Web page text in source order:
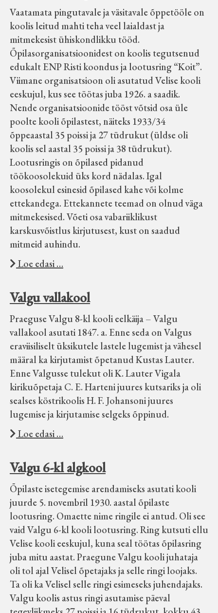
Vaatamata pingutavale ja väsitavale õppetööle on
koolis leitud mahti teha veel laialdast ja
mitmekesist ühiskondlikku tööd.
Õpilasorganisatsioonidest on koolis tegutsenud
edukalt ENP Risti koondus ja lootusring “Koit”.
Viimane organisatsioon oli asutatud Velise kooli
eeskujul, kus see töötas juba 1926. a saadik.
Nende organisatsioonide tööst võtsid osa üle
poolte kooli õpilastest, näiteks 1933/34
õppeaastal 35 poissi ja 27 tüdrukut (üldse oli
koolis sel aastal 35 poissi ja 38 tüdrukut).
Lootusringis on õpilased pidanud
töökoosolekuid üks kord nädalas. Igal
koosolekul esinesid õpilased kahe või kolme
ettekandega. Ettekannete teemad on olnud väga
mitmekesised. Võeti osa vabariiklikust
karskusvõistlus kirjutusest, kust on saadud
mitmeid auhindu.
Loe edasi …
Valgu vallakool
Praeguse Valgu 8-kl kooli eelkäija – Valgu
vallakool asutati 1847. a. Enne seda on Valgus
eraviisiliselt üksikutele lastele lugemist ja vähesel
määral ka kirjutamist õpetanud Kustas Lauter.
Enne Valgusse tulekut oli K. Lauter Vigala
kirikuõpetaja C. E. Harteni juures kutsariks ja oli
sealses köstrikoolis H. F. Johansoni juures
lugemise ja kirjutamise selgeks õppinud.
Loe edasi …
Valgu 6-kl algkool
Õpilaste isetegemise arendamiseks asutati kooli
juurde 5. novembril 1930. aastal õpilaste
lootusring. Omaette nime ringile ei antud. Oli see
vaid Valgu 6-kl kooli lootusring. Ring kutsuti ellu
Velise kooli eeskujul, kuna seal töötas õpilasring
juba mitu aastat. Praegune Valgu kooli juhataja
oli tol ajal Velisel õpetajaks ja selle ringi loojaks.
Ta oli ka Velisel selle ringi esimeseks juhendajaks.
Valgu koolis astus ringi asutamise päeval